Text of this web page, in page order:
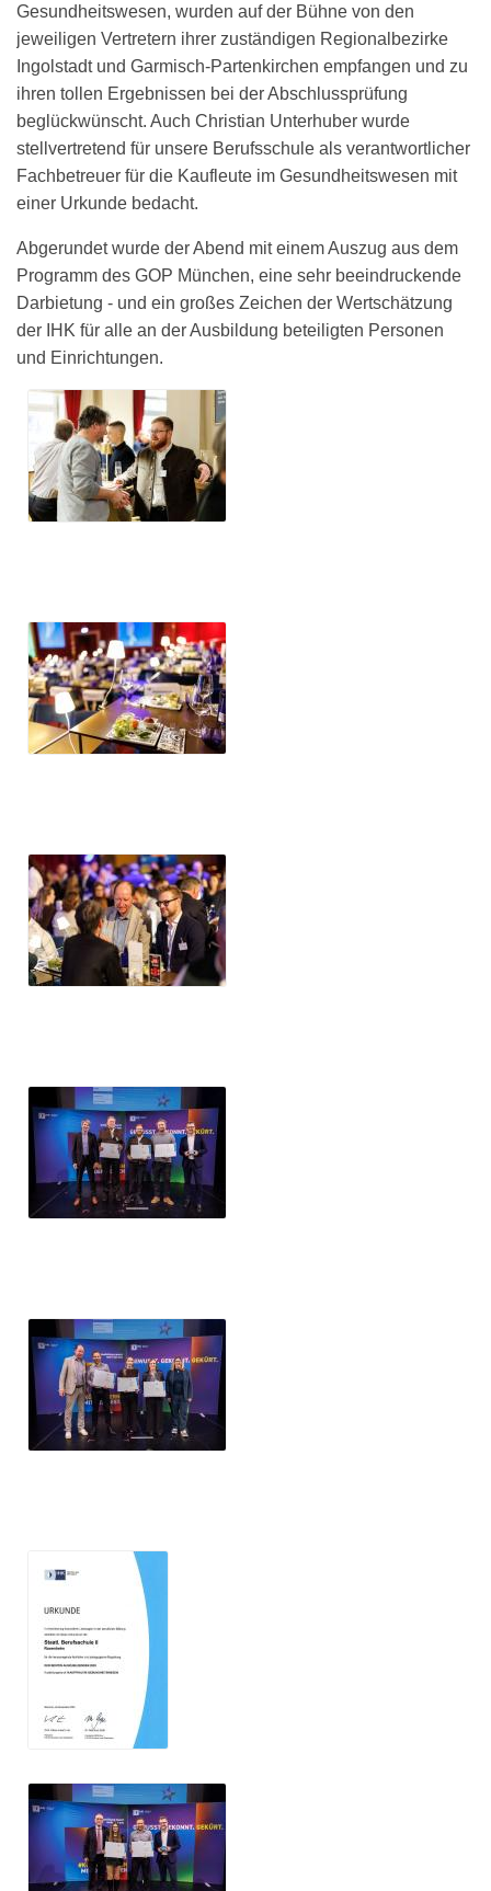
Gesundheitswesen, wurden auf der Bühne von den
jeweiligen Vertretern ihrer zuständigen Regionalbezirke
Ingolstadt und Garmisch-Partenkirchen empfangen und zu
ihren tollen Ergebnissen bei der Abschlussprüfung
beglückwünscht. Auch Christian Unterhuber wurde
stellvertretend für unsere Berufsschule als verantwortlicher
Fachbetreuer für die Kaufleute im Gesundheitswesen mit
einer Urkunde bedacht.
Abgerundet wurde der Abend mit einem Auszug aus dem
Programm des GOP München, eine sehr beeindruckende
Darbietung - und ein großes Zeichen der Wertschätzung
der IHK für alle an der Ausbildung beteiligten Personen
und Einrichtungen.